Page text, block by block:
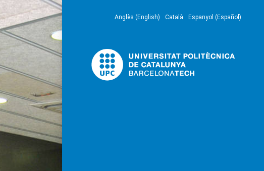
Anglès (English) Català Espanyol (Español)